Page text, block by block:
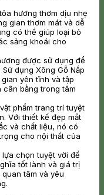
hương thơm dịu nhẹ
gian thơm mát và dễ
có thể giúp loại bỏ
sảng khoái cho
được sử dụng để
dụng Xông Gỗ Nắp
yên tĩnh và tập
bằng trong tâm
phẩm trang trí tuyệt
Với thiết kế đẹp mắt
và chất liệu, nó có
cho nội thất của
chọn tuyệt vời để
tốt lành và giá trị
tâm và yêu